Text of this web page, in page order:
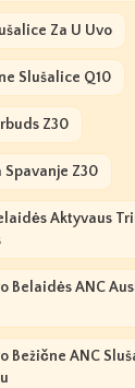
Za U Uvo
Slušalice Q10
Z30
Spavanje Z30
Aktyvaus
Belaidės ANC
Bežične ANC